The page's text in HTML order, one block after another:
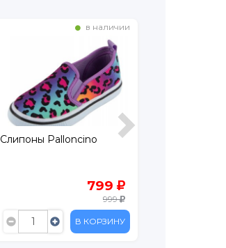
в наличии
Кеды Kenka
669
1 349
В КОРЗИНУ